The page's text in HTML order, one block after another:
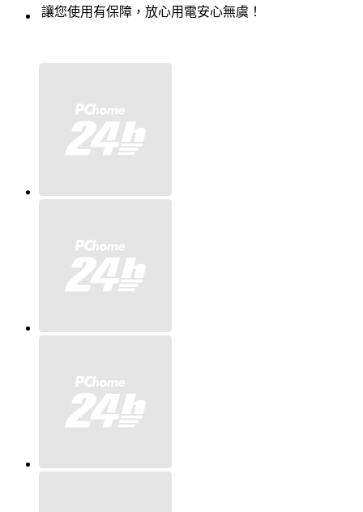
讓您使用有保障，放心用電安心無虞！